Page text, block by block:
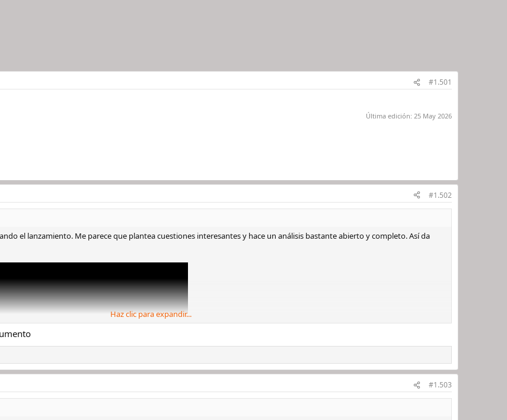
#1.501
Última edición: 25 May 2026
#1.502
el lanzamiento. Me parece que plantea cuestiones interesantes y hace un análisis bastante abierto y completo. Así da
Haz clic para expandir...
#1.503